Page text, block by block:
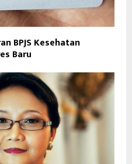
BPJS Kesehatan
Baru